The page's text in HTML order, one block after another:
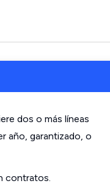
dos o más líneas
año, garantizado, o
contratos.